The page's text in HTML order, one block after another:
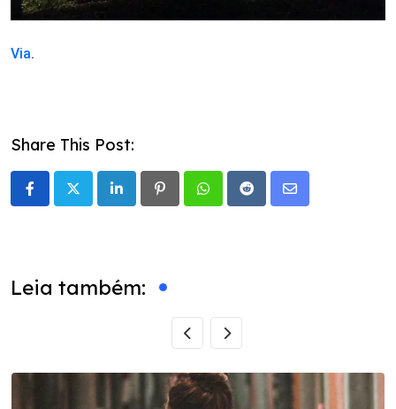
Via.
Share This Post:
LinkedIn PinterestWhatsappRedditShare
Leia também: